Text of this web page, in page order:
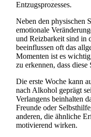
Entzugsprozesses.
Neben den physischen
emotionale
und Reizbarkeit sind in
beeinflussen oft das
Momenten ist es
zu erkennen, dass
Die erste Woche kann
nach Alkohol geprägt
Verlangens beinhalten
Freunde oder
anderen, die ähnliche
motivierend wirken.